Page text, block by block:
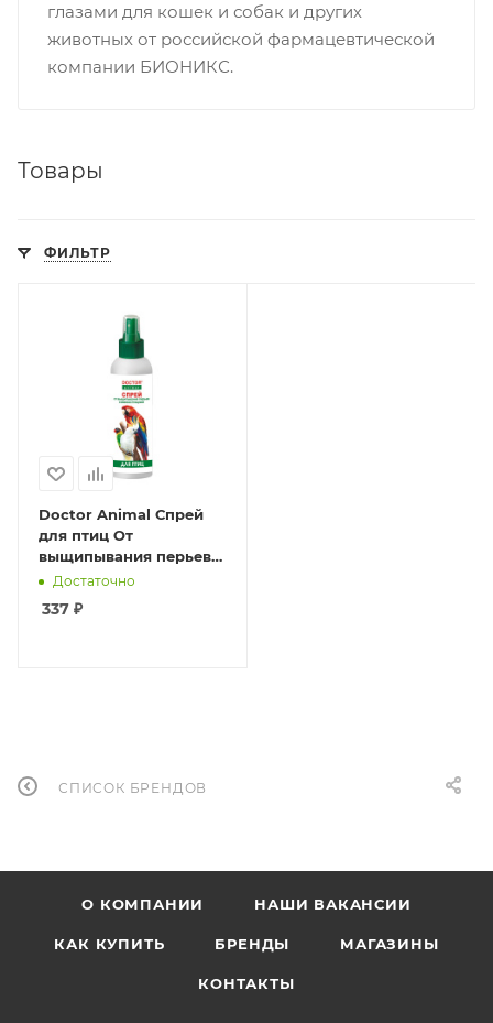
глазами для кошек и собак и других
животных от российской фармацевтической
компании БИОНИКС.
Товары
ФИЛЬТР
Doctor Animal Спрей
для птиц От
выщипывания перьев
самими птицами 180
Достаточно
337 ₽
СПИСОК БРЕНДОВ
О КОМПАНИИ НАШИ ВАКАНСИИ
КАК КУПИТЬ БРЕНДЫ МАГАЗИНЫ
КОНТАКТЫ